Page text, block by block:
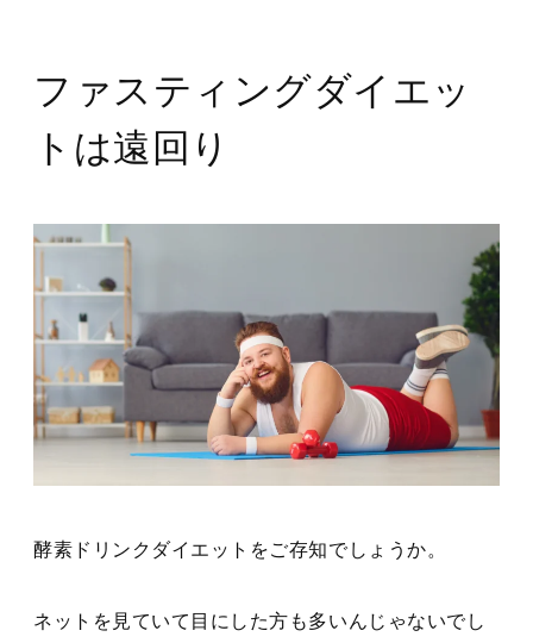
ファスティングダイエッ
トは遠回り
酵素ドリンクダイエットをご存知でしょうか。
ネットを見ていて目にした方も多いんじゃないでし